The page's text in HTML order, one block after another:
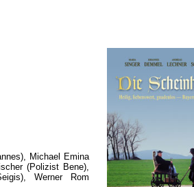
Michael Emina
(Polizist Bene),
Werner Rom